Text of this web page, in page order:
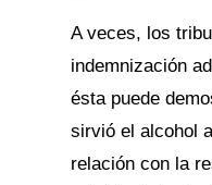
A veces, los
indemnización
ésta puede
sirvió el alcohol
relación con la